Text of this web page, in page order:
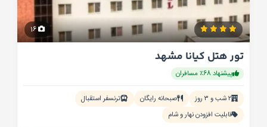
تور هتل کیانا مشهد
پیشنهاد 68٪ مسافران
۲ شب و ۳ روز صبحانه رایگان
ترنسفر استقبال
قابلیت افزودن نهار و شام